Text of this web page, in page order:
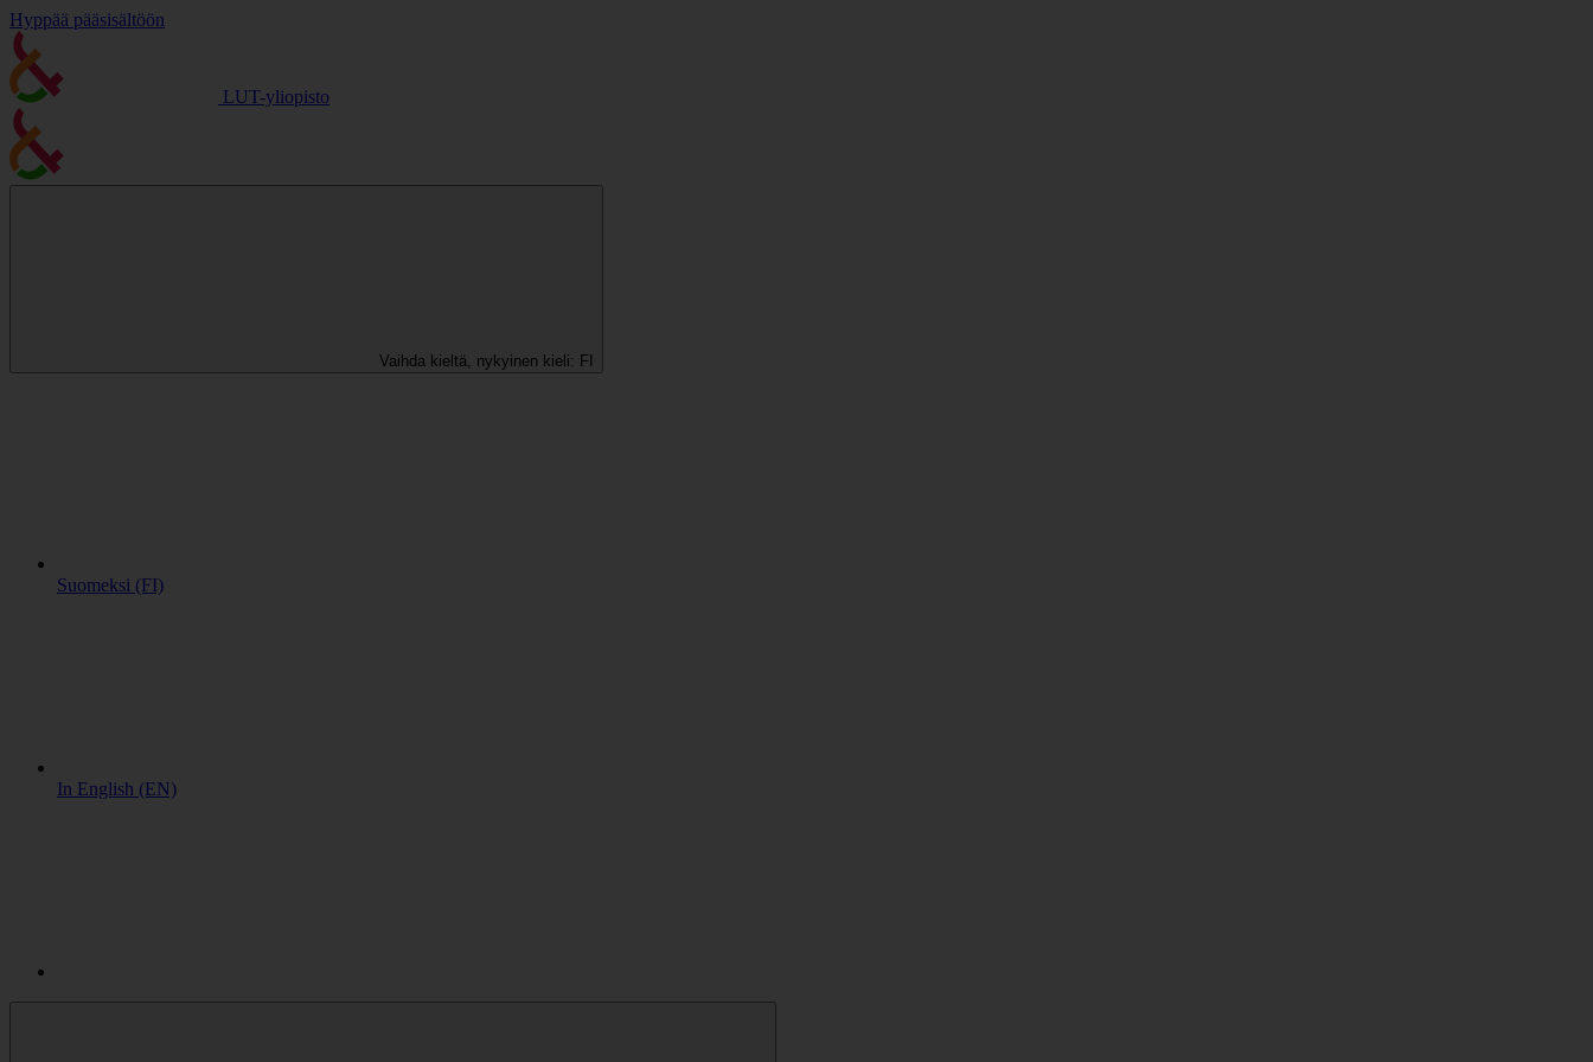
Hyppää pääsisältöön
LUT-yliopisto
Vaihda kieltä, nykyinen kieli: FI
Suomeksi (FI)
In English (EN)